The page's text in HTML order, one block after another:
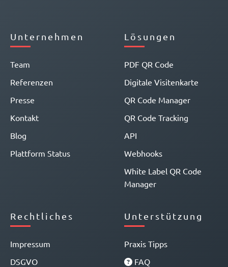
Unternehmen
Team
Referenzen
Presse
Kontakt
Blog
Plattform Status
Lösungen
PDF QR Code
Digitale Visitenkarte
QR Code Manager
QR Code Tracking
API
Webhooks
White Label QR Code
Manager
Rechtliches
Impressum
DSGVO
Unterstützung
Praxis Tipps
FAQ